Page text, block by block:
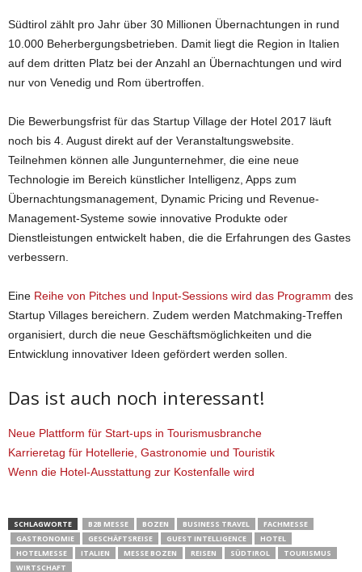
Südtirol zählt pro Jahr über 30 Millionen Übernachtungen in rund
10.000 Beherbergungsbetrieben. Damit liegt die Region in Italien
auf dem dritten Platz bei der Anzahl an Übernachtungen und wird
nur von Venedig und Rom übertroffen.
Die Bewerbungsfrist für das Startup Village der Hotel 2017 läuft
noch bis 4. August direkt auf der Veranstaltungswebsite.
Teilnehmen können alle Jungunternehmer, die eine neue
Technologie im Bereich künstlicher Intelligenz, Apps zum
Übernachtungsmanagement, Dynamic Pricing und Revenue-
Management-Systeme sowie innovative Produkte oder
Dienstleistungen entwickelt haben, die die Erfahrungen des Gastes
verbessern.
Eine Reihe von Pitches und Input-Sessions wird das Programm des
Startup Villages bereichern. Zudem werden Matchmaking-Treffen
organisiert, durch die neue Geschäftsmöglichkeiten und die
Entwicklung innovativer Ideen gefördert werden sollen.
Das ist auch noch interessant!
Neue Plattform für Start-ups in Tourismusbranche
Karrieretag für Hotellerie, Gastronomie und Touristik
Wenn die Hotel-Ausstattung zur Kostenfalle wird
SCHLAGWORTE B2B MESSE BOZEN BUSINESS TRAVEL
FACHMESSE
GASTRONOMIE
GESCHÄFTSREISE GUEST INTELLIGENCE
HOTEL
HOTELMESSE
ITALIEN MESSE BOZEN REISEN SÜDTIROL
TOURISMUS
WIRTSCHAFT